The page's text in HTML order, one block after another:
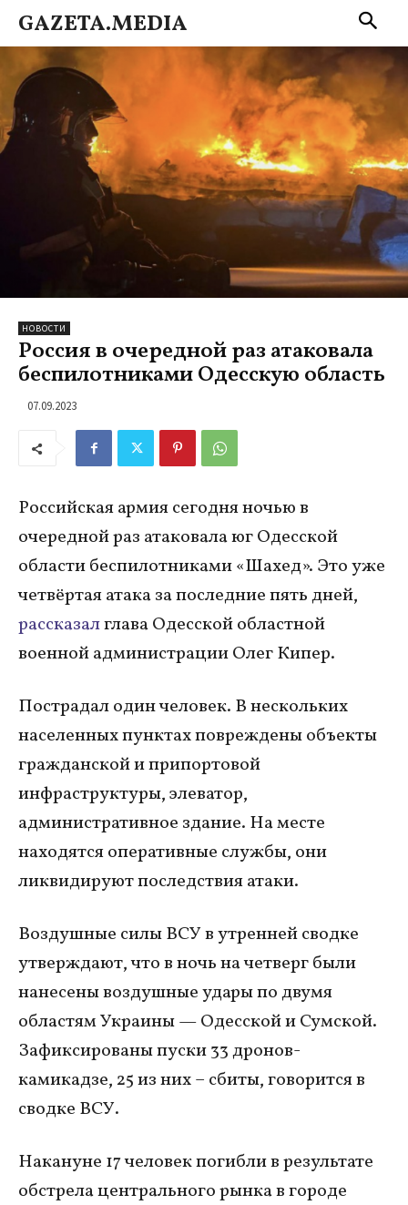
GAZETA.MEDIA
НОВОСТИ
Россия в очередной раз атаковала
беспилотниками Одесскую область
07.09.2023
Российская армия сегодня ночью в
очередной раз атаковала юг Одесской
области беспилотниками «Шахед». Это уже
четвёртая атака за последние пять дней,
рассказалглава Одесской областной
военной администрации Олег Кипер.
Пострадал один человек. В нескольких
населенных пунктах повреждены объекты
гражданской и припортовой
инфраструктуры, элеватор,
административное здание. На месте
находятся оперативные службы, они
ликвидируют последствия атаки.
Воздушные силы ВСУ в утренней сводке
утверждают, что в ночь на четверг были
нанесены воздушные удары по двумя
областям Украины — Одесской и Сумской.
Зафиксированы пуски 33 дронов-
камикадзе, 25 из них – сбиты, говорится в
сводке ВСУ.
Накануне 17 человек погибли в результате
обстрела центрального рынка в городе